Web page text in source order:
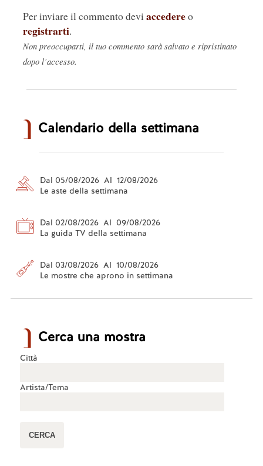
Per inviare il commento devi accedereo
registrarti.
Non preoccuparti, il tuo commento sarà salvato e ripristinato
dopo l’accesso.
Calendario della settimana
Dal 05/08/2026 Al 12/08/2026
Le aste della settimana
Dal 02/08/2026 Al 09/08/2026
La guida TV della settimana
Dal 03/08/2026 Al 10/08/2026
Le mostre che aprono in settimana
Cerca una mostra
Città
Artista/Tema